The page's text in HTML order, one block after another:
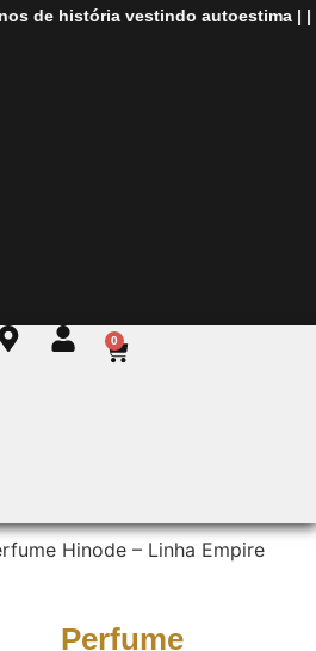
de históriavestindo autoestima| |
0
Hinode – Linha Empire
Perfume